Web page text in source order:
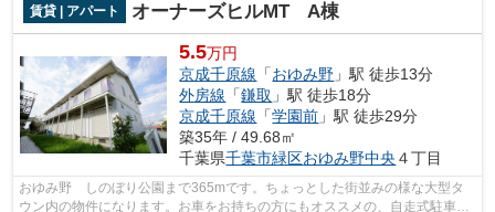
賃貸 | アパート オーナーズヒルMT A棟
5.5万円
京成千原線 「おゆみ野 」駅 徒歩13分
外房線 「鎌取 」駅 徒歩18分
京成千原線 「学園前 」駅 徒歩29分
築35年 / 49.68㎡
千葉県千葉市緑区おゆみ野中央 ４丁目
おゆみ野 しのぼり公園まで365mです。ちょっとした街並みの様な大型タ
ウン内の物件になります。お車をお持ちの方にもオススメの、自走式駐車場